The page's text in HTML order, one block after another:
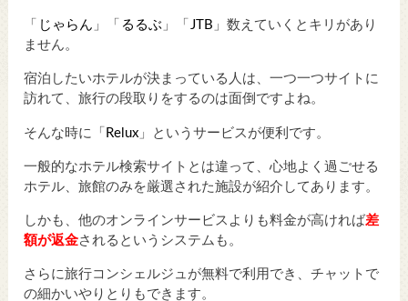
「 じゃらん 」「 るるぶ 」「 JTB 」数えていくとキリがあり
ません。
宿泊したいホテルが決まっている人は、一つ一つサイトに
訪れて、旅行の段取りをするのは面倒ですよね。
そんな時に「 Relux 」というサービスが便利です。
一般的なホテル検索サイトとは違って、心地よく過ごせる
ホテル、旅館のみを厳選された施設が紹介してあります。
しかも、他のオンラインサービスよりも料金が高ければ差
額が返金されるというシステムも。
さらに旅行コンシェルジュが無料で利用でき、チャットで
の細かいやりとりもできます。